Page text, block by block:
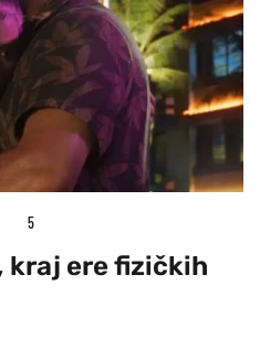
5
kraj ere fizičkih